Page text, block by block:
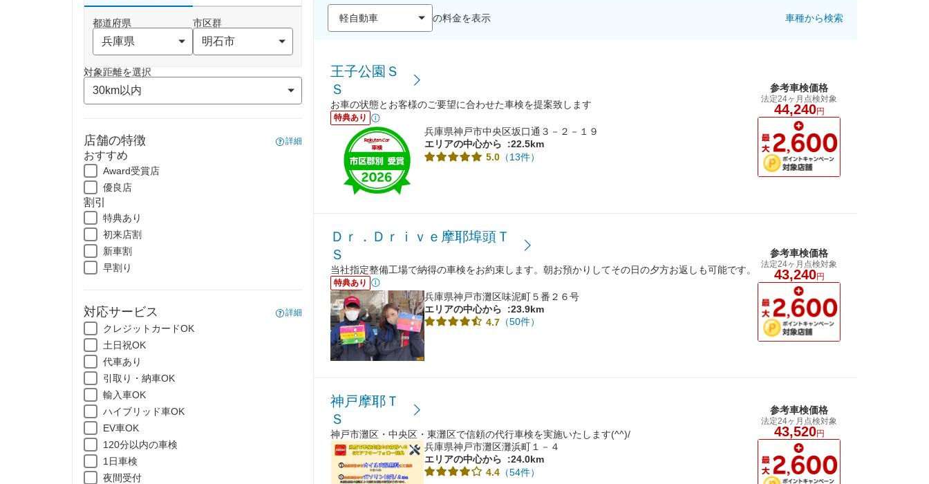
都道府県 市区群
対象距離を選択
店舗の特徴 詳細
おすすめ
Award受賞店
優良店
割引
特典あり
初来店割
新車割
早割り
対応サービス 詳細
クレジットカードOK
土日祝OK
代車あり
引取り・納車OK
輸入車OK
ハイブリッド車OK
EV車OK
120分以内の車検
1日車検
夜間受付
の料金を表示 車種から検索
王子公園Ｓ
Ｓ
お車の状態とお客様のご要望に合わせた車検を提案致します
特典あり
兵庫県神戸市中央区坂口通３－２－１９
エリアの中心から
:22.5km
5.0 （13件）
参考車検価格
法定24ヶ月点検対象
44,240円
Ｄｒ．Ｄｒｉｖｅ摩耶埠頭Ｔ
Ｓ
当社指定整備工場で納得の車検をお約束します。朝お預かりしてその日の夕方お返しも可能です。
特典あり
兵庫県神戸市灘区味泥町５番２６号
エリアの中心から
:23.9km
4.7 （50件）
参考車検価格
法定24ヶ月点検対象
43,240円
神戸摩耶Ｔ
Ｓ
神戸市灘区・中央区・東灘区で信頼の代行車検を実施いたします(^^)/
兵庫県神戸市灘区灘浜町１－４
エリアの中心から
:24.0km
4.4 （54件）
参考車検価格
法定24ヶ月点検対象
43,520円